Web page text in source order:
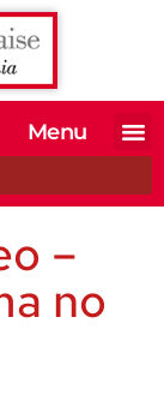
Menu
–
no